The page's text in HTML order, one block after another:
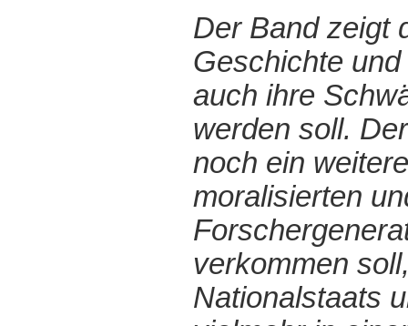
Der Band zeigt
Geschichte
auch ihre
werden soll.
noch ein
moralisierten
verkommen
Nationalstaats